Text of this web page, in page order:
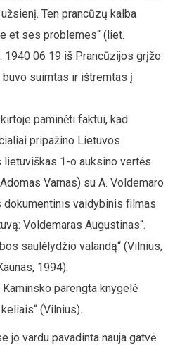
Ten prancūzų kalba
et ses problemes“ (liet.
1940 06 19 iš Prancūzijos grįžo
suimtas ir ištremtas į
paminėti faktui, kad
pripažino Lietuvos
1-o auksino vertės
Varnas) su A. Voldemaro
dokumentinis vaidybinis filmas
Voldemaras Augustinas“.
saulėlydžio valandą“ (Vilnius,
1994).
parengta knygelė
(Vilnius).
jo vardu pavadinta nauja gatvė.